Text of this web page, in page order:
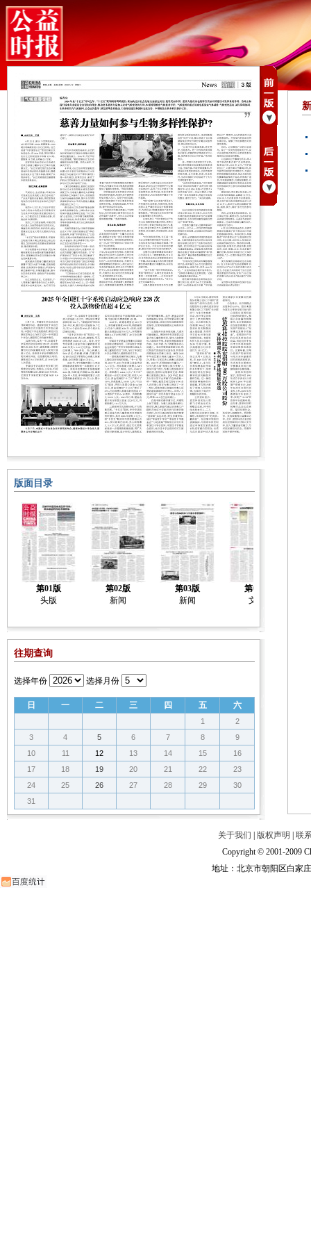
版面目录
第01版
头版
第02版
新闻
第03版
新闻
第04版
文化
往期查询
选择年份 选择月份
日 一 二 三 四 五 六
1
2
3
4 5 6 7 8
9
10
11 12 13 14 15
16
17
18 19 20 21 22
23
24
25 26 27 28 29
30
31
关于我们 版权声明
联
Copyright © 2001-2009
地址：北京市朝阳区白家